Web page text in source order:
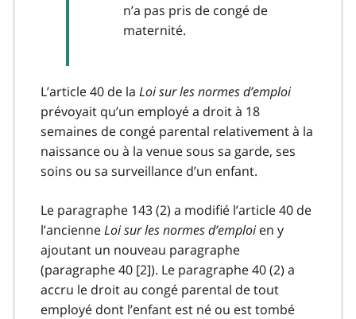
n’a pas pris de congé de
maternité.
L’article 40 de la Loi sur les normes d’emploi
prévoyait qu’un employé a droit à 18
semaines de congé parental relativement à la
naissance ou à la venue sous sa garde, ses
soins ou sa surveillance d’un enfant.
Le paragraphe 143 (2) a modifié l’article 40 de
l’ancienneLoi sur les normes d’emploien y
ajoutant un nouveau paragraphe
(paragraphe 40 [2]). Le paragraphe 40 (2) a
accru le droit au congé parental de tout
employé dont l’enfant est né ou est tombé